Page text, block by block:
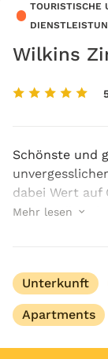
TOURISTISCHE
Wilkins
Schönste und
dabei Wert
bei uns die
Mehr lesen
Unterkunft
Apartments